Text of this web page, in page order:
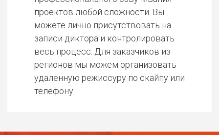
проектов любой сложности. Вы
можете лично присутствовать на
записи диктора и контролировать
весь процесс. Для заказчиков из
регионов мы можем организовать
удаленную режиссуру по скайпу или
телефону.